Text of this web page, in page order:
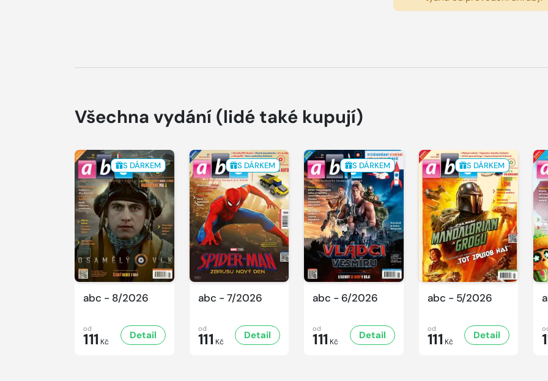
Všechna vydání (lidé také kupují)
S DÁRKEM
abc - 8/2026
od
111 Kč
Detail
S DÁRKEM
abc - 7/2026
od
111 Kč
Detail
S DÁRKEM
abc - 6/2026
od
111 Kč
Detail
S DÁRKEM
abc - 5/2026
od
111 Kč
Detail